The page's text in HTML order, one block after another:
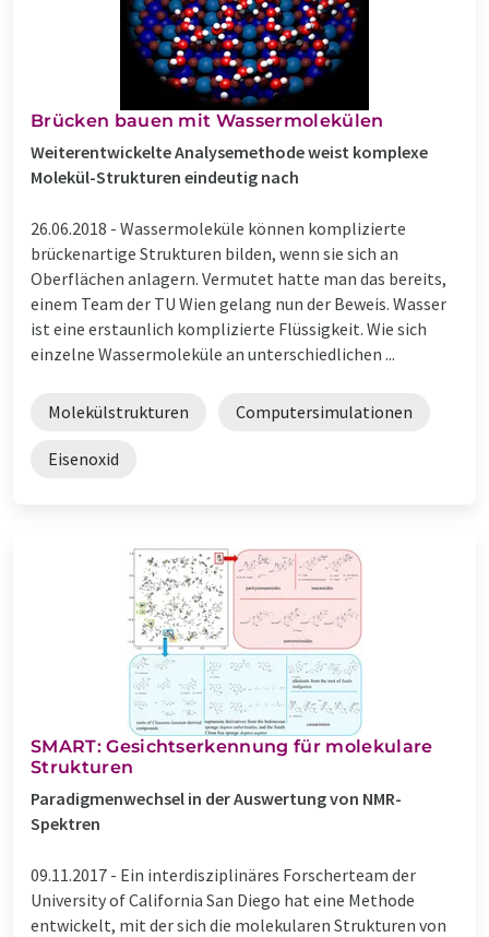
Brücken bauen mit Wassermolekülen
Weiterentwickelte Analysemethode weist komplexe
Molekül-Strukturen eindeutig nach
26.06.2018 - Wassermoleküle können komplizierte
brückenartige Strukturen bilden, wenn sie sich an
Oberflächen anlagern. Vermutet hatte man das bereits,
einem Team der TU Wien gelang nun der Beweis. Wasser
ist eine erstaunlich komplizierte Flüssigkeit. Wie sich
einzelne Wassermoleküle an unterschiedlichen ...
Molekülstrukturen Computersimulationen
Eisenoxid
SMART: Gesichtserkennung für molekulare
Strukturen
Paradigmenwechsel in der Auswertung von NMR-
Spektren
09.11.2017 - Ein interdisziplinäres Forscherteam der
University of California San Diego hat eine Methode
entwickelt, mit der sich die molekularen Strukturen von